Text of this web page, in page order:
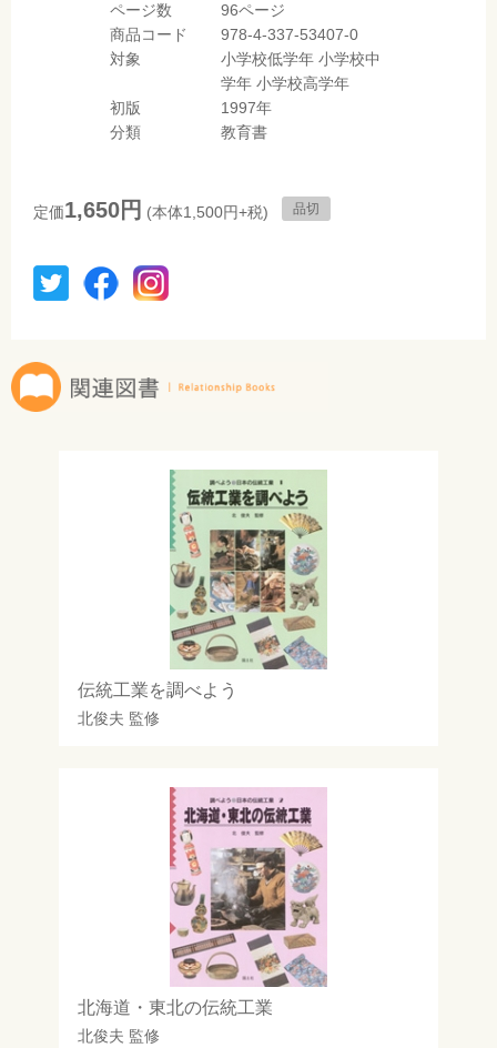
ページ数
96ページ
商品コード
978-4-337-53407-0
対象
小学校低学年 小学校中
学年 小学校高学年
初版
1997年
分類
教育書
定価1,650円 (本体1,500円+税) 品切
伝統工業を調べよう
北俊夫 監修
北海道・東北の伝統工業
北俊夫 監修